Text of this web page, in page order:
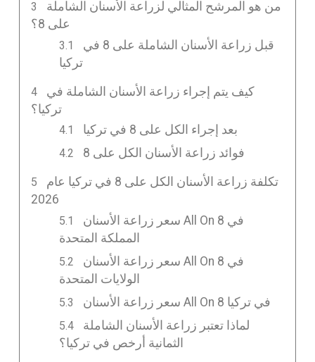
من هو المرشح المثالي لزراعة الأسنان الشاملة
على 8؟
قبل زراعة الأسنان الشاملة على 8 في
تركيا
كيف يتم إجراء زراعة الأسنان الشاملة في
تركيا؟
بعد إجراء الكل على 8 في تركيا
فوائد زراعة الأسنان الكل على 8
تكلفة زراعة الأسنان الكل على 8 في تركيا عام
2026
سعر زراعة الأسنان All On 8 في
المملكة المتحدة
سعر زراعة الأسنان All On 8 في
الولايات المتحدة
سعر زراعة الأسنان All On 8 في تركيا
لماذا تعتبر زراعة الأسنان الشاملة
الثمانية أرخص في تركيا؟